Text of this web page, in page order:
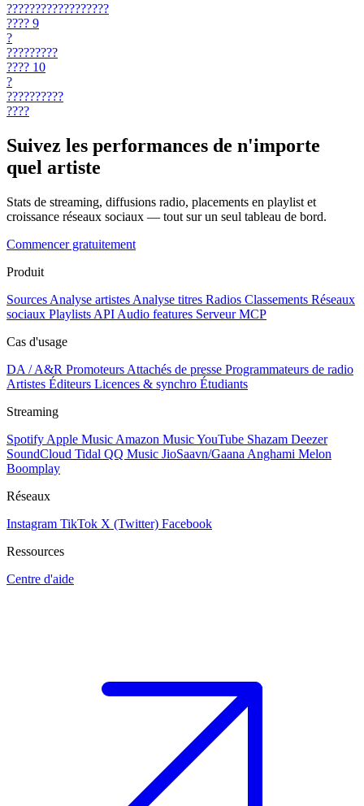
??????????????????
???? 9
?
?????????
???? 10
?
??????????
????
Suivez les performances de n'importe
quel artiste
Stats de streaming, diffusions radio, placements en playlist et
croissance réseaux sociaux — tout sur un seul tableau de bord.
Commencer gratuitement
Produit
Sources Analyse artistes Analyse titres Radios Classements Réseaux
sociaux Playlists API Audio features Serveur MCP
Cas d'usage
DA / A&R Promoteurs Attachés de presse Programmateurs de radio
Artistes Éditeurs Licences & synchro Étudiants
Streaming
Spotify Apple Music Amazon MusicYouTube Shazam Deezer
SoundCloud Tidal QQ Music JioSaavn/Gaana Anghami Melon
Boomplay
Réseaux
Instagram TikTok X (Twitter) Facebook
Ressources
Centre d'aide